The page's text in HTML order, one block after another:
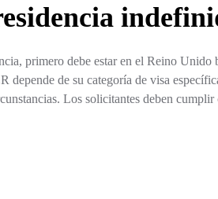
primero debe estar en el Reino
de su categoría de visa
Los solicitantes deben